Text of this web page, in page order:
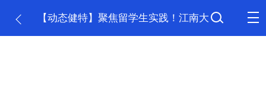
【动态健特】聚焦留学生实践！江南大